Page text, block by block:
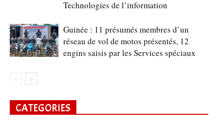
Technologies de l’information
Guinée : 11 présumés membres d’un
réseau de vol de motos présentés, 12
engins saisis par les Services spéciaux
CATEGORIES